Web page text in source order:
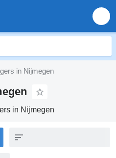
in Nijmegen
in Nijmegen